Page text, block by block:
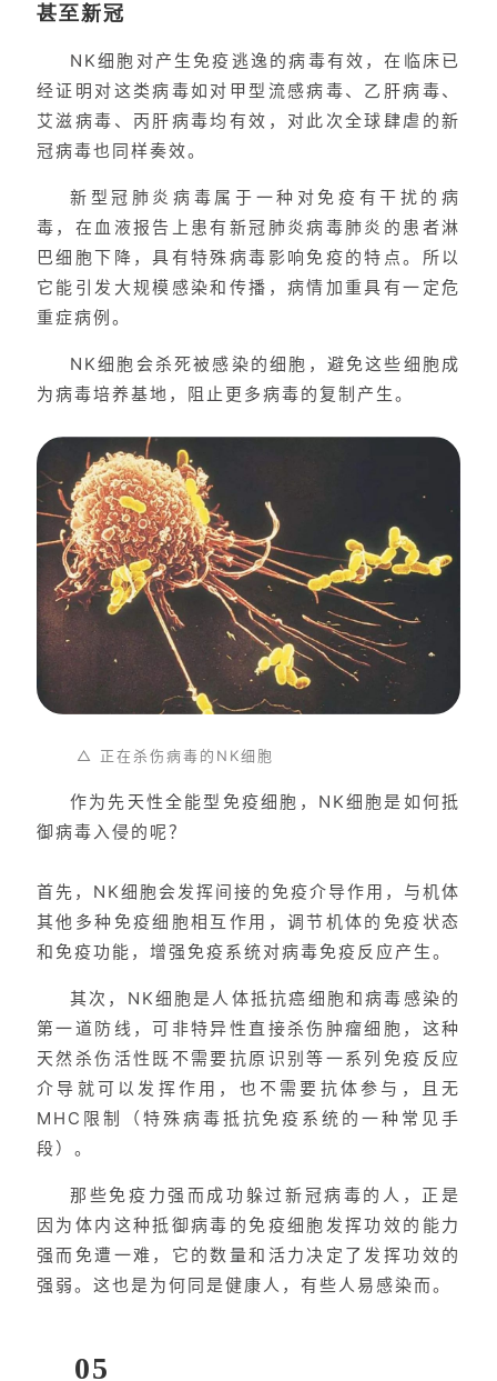
甚至新冠
NK细胞对产生免疫逃逸的病毒有效，在临床已
经证明对这类病毒如对甲型流感病毒、乙肝病毒、
艾滋病毒、丙肝病毒均有效，对此次全球肆虐的新
冠病毒也同样奏效。
新型冠肺炎病毒属于一种对免疫有干扰的病
毒，在血液报告上患有新冠肺炎病毒肺炎的患者淋
巴细胞下降，具有特殊病毒影响免疫的特点。所以
它能引发大规模感染和传播，病情加重具有一定危
重症病例。
NK细胞会杀死被感染的细胞，避免这些细胞成
为病毒培养基地，阻止更多病毒的复制产生。
△ 正在杀伤病毒的NK细胞
作为先天性全能型免疫细胞，NK细胞是如何抵
御病毒入侵的呢？
首先，NK细胞会发挥间接的免疫介导作用，与机体
其他多种免疫细胞相互作用，调节机体的免疫状态
和免疫功能，增强免疫系统对病毒免疫反应产生。
其次，NK细胞是人体抵抗癌细胞和病毒感染的
第一道防线，可非特异性直接杀伤肿瘤细胞，这种
天然杀伤活性既不需要抗原识别等一系列免疫反应
介导就可以发挥作用，也不需要抗体参与，且无
MHC限制（特殊病毒抵抗免疫系统的一种常见手
段）。
那些免疫力强而成功躲过新冠病毒的人，正是
因为体内这种抵御病毒的免疫细胞发挥功效的能力
强而免遭一难，它的数量和活力决定了发挥功效的
强弱。这也是为何同是健康人，有些人易感染而。
05